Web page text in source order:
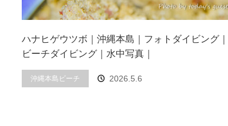
ハナヒゲウツボ｜沖縄本島｜フォトダイビング｜
ビーチダイビング｜水中写真｜
沖縄本島ビーチ 2026.5.6